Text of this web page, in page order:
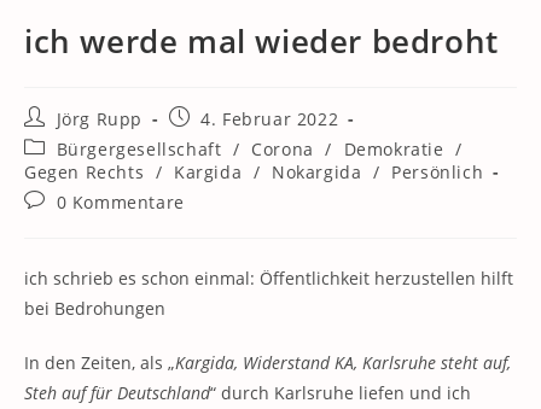
ich werde mal wieder bedroht
Beitrags-
Autor:
Jörg Rupp
Beitrag
veröffentlicht:
4. Februar 2022
Beitrags-
Kategorie:
Bürgergesellschaft / Corona / Demokratie /
Gegen Rechts / Kargida / Nokargida / Persönlich
Beitrags-
0 Kommentare
ich schrieb es schon einmal: Öffentlichkeit herzustellen hilft
bei Bedrohungen
In den Zeiten, als „Kargida, Widerstand KA, Karlsruhe steht auf,
Steh auf für Deutschland“ durch Karlsruhe liefen und ich